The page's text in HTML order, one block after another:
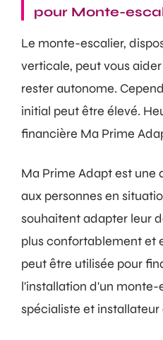
pour Monte-
Le monte-escalier,
verticale, peut vous
rester autonome.
initial peut être élevé.
financière Ma Prime
Ma Prime Adapt est une
aux personnes en
souhaitent adapter leur
plus confortablement et
peut être utilisée pour
l'installation d'un monte-
spécialiste et